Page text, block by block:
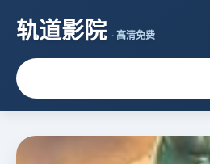
轨道影院 · 高清免费